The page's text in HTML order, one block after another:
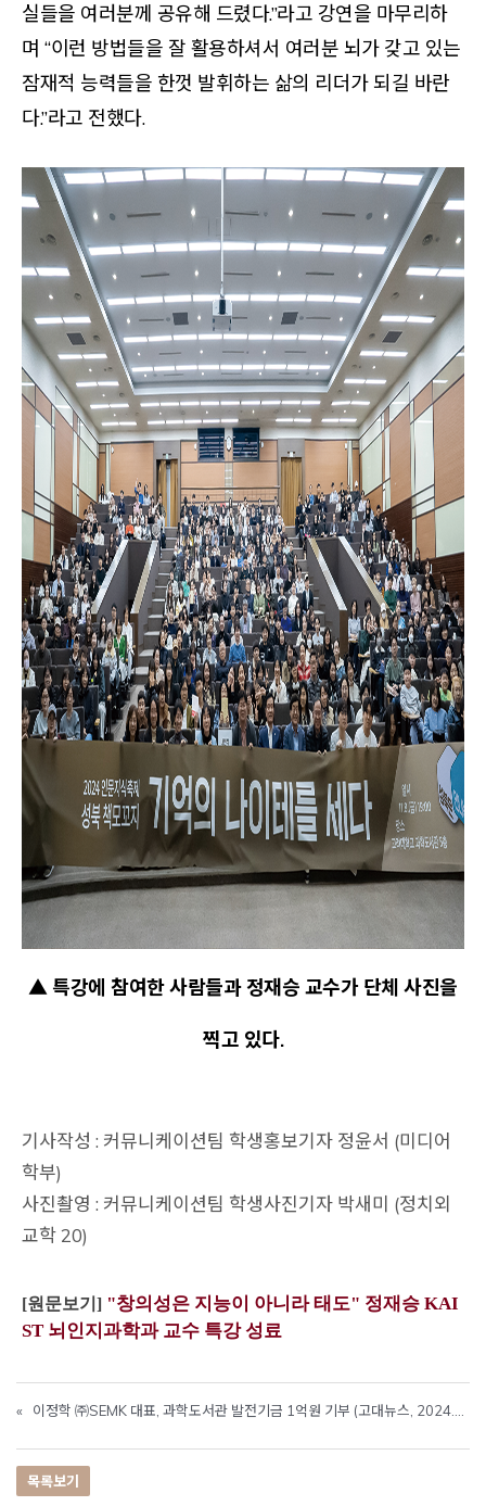
실들을 여러분께 공유해 드렸다.”라고 강연을 마무리하
며 “이런 방법들을 잘 활용하셔서 여러분 뇌가 갖고 있는
잠재적 능력들을 한껏 발휘하는 삶의 리더가 되길 바란
다.”라고 전했다.
▲ 특강에 참여한 사람들과 정재승 교수가 단체 사진을
찍고 있다.
기사작성 : 커뮤니케이션팀 학생홍보기자 정윤서 (미디어
학부)
사진촬영 : 커뮤니케이션팀 학생사진기자 박새미 (정치외
교학 20)
[원문보기] Opens a new window
"창의성은 지능이 아니라 태도" 정재승 KAI
ST 뇌인지과학과 교수 특강 성료
«
목록보기